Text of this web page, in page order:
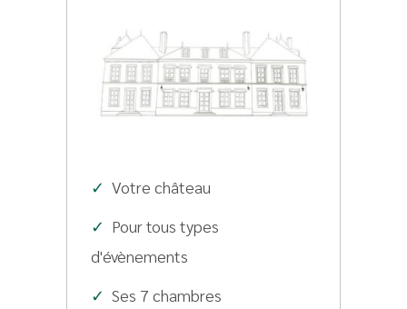
✓ Votre château
✓ Pour tous types
d'évènements
✓ Ses 7 chambres